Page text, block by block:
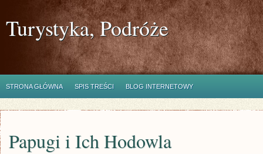
Turystyka, Podróże
STRONA GŁÓWNA SPIS TREŚCI BLOG INTERNETOWY
Papugi i Ich Hodowla